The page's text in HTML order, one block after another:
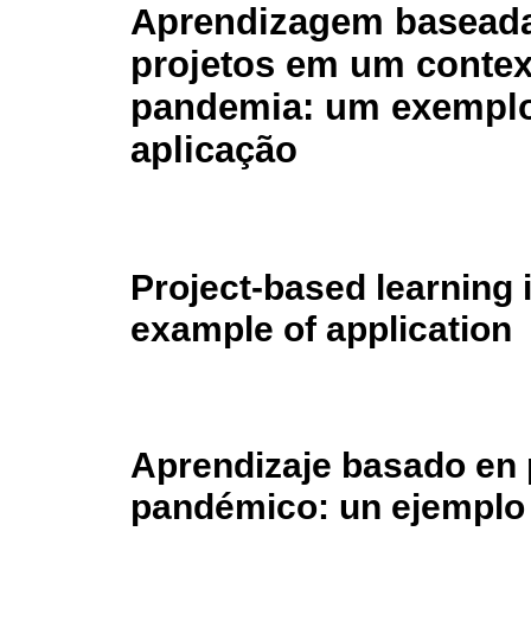
Aprendizagem
projetos em um
pandemia: um
aplicação
Project-based learning
example of application
Aprendizaje basado
pandémico: un